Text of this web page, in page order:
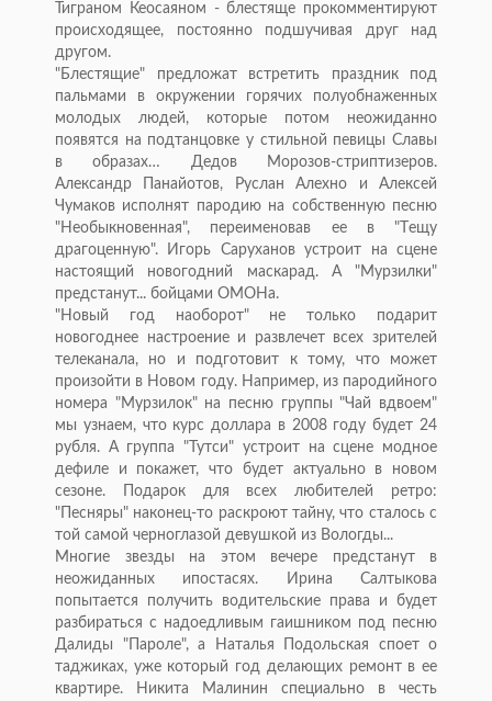
Тиграном Кеосаяном - блестяще прокомментируют
происходящее, постоянно подшучивая друг над
другом.
"Блестящие" предложат встретить праздник под
пальмами в окружении горячих полуобнаженных
молодых людей, которые потом неожиданно
появятся на подтанцовке у стильной певицы Славы
в образах… Дедов Морозов-стриптизeров.
Александр Панайотов, Руслан Алехно и Алексей
Чумаков исполнят пародию на собственную песню
"Необыкновенная", переименовав ее в "Тeщу
драгоценную". Игорь Саруханов устроит на сцене
настоящий новогодний маскарад. А "Мурзилки"
предстанут... бойцами ОМОНа.
"Новый год наоборот" не только подарит
новогоднее настроение и развлечeт всех зрителей
телеканала, но и подготовит к тому, что может
произойти в Новом году. Например, из пародийного
номера "Мурзилок" на песню группы "Чай вдвоем"
мы узнаем, что курс доллара в 2008 году будет 24
рубля. А группа "Тутси" устроит на сцене модное
дефиле и покажет, что будет актуально в новом
сезоне. Подарок для всех любителей ретро:
"Песняры" наконец-то раскроют тайну, что сталось с
той самой черноглазой девушкой из Вологды...
Многие звeзды на этом вечере предстанут в
неожиданных ипостасях. Ирина Салтыкова
попытается получить водительские права и будет
разбираться с надоедливым гаишником под песню
Далиды "Пароле", а Наталья Подольская споeт о
таджиках, уже который год делающих ремонт в еe
квартире. Никита Малинин специально в честь